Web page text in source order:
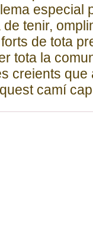
especial
tenir,
de tota
tota la
creients
camí